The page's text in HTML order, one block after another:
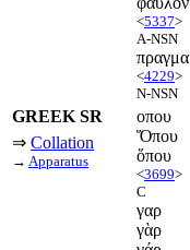
<5337>
A-NSN
πραγμα
<4229>
N-NSN
GREEK SR
⇒ Collation
→ Apparatus
οπου
Ὅπου
ὅπου
<3699>
C
γαρ
γὰρ